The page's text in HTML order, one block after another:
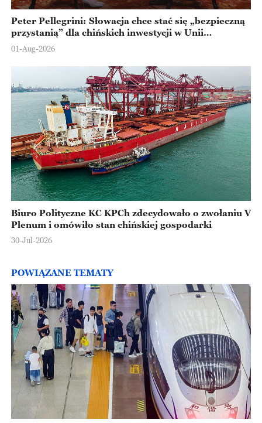
Peter Pellegrini: Słowacja chce stać się „bezpieczną
przystanią” dla chińskich inwestycji w Unii
Europejskiej
01-Aug-2026
Biuro Polityczne KC KPCh zdecydowało o zwołaniu V
Plenum i omówiło stan chińskiej gospodarki
30-Jul-2026
POWIĄZANE TEMATY